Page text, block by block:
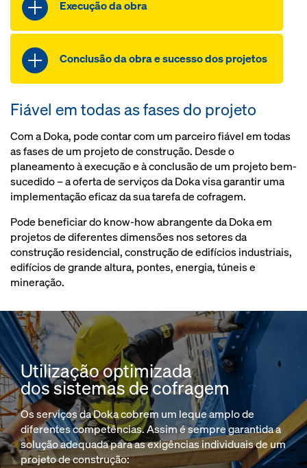
Planos de montagem
Cálculo estático
Planeamento da utilização
Planos de montagem
Cálculo estático
Execução da obra
Acompanhamento do projeto
Processamento do projeto
Técnico especializado
Organização do transporte e
Formação e consultadoria
Conclusão da obra e sucesso dos projetos
Devolução da cofragem
Organização do transporte e
carga
Fiável em todas as fases do projeto
Com a Doka, pode contar com um parceiro fiável em todas
as fases de um projeto de construção. Desde o
planeamento à execução e à conclusão de um projeto bem-
sucedido – a oferta de serviços da Doka visa garantir uma
implementação eficaz da sua tarefa de cofragem.
Pode beneficiar do know-how abrangente da Doka em
projetos de diferentes dimensões nos setores da
construção residencial, construção de edifícios industriais,
edifícios de grande altura, pontes, energia, túneis e
mineração.
Utilização optimizada
dos sistemas de cofragem
Os serviços da Doka cobrem um leque amplo de
diferentes competências. Assim é sempre garantida a
solução adequada para as exigências individuais de um
projeto de construção: